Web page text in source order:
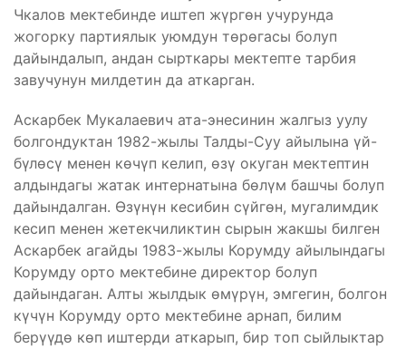
Чкалов мектебинде иштеп жүргөн учурунда
жогорку партиялык уюмдун төрөгасы болуп
дайындалып, андан сырткары мектепте тарбия
завучунун милдетин да аткарган.
Аскарбек Мукалаевич ата-энесинин жалгыз уулу
болгондуктан 1982-жылы Талды-Суу айылына үй-
бүлөсү менен көчүп келип, өзү окуган мектептин
алдындагы жатак интернатына бөлүм башчы болуп
дайындалган. Өзүнүн кесибин сүйгөн, мугалимдик
кесип менен жетекчиликтин сырын жакшы билген
Аскарбек агайды 1983-жылы Корумду айылындагы
Корумду орто мектебине директор болуп
дайындаган. Алты жылдык өмүрүн, эмгегин, болгон
күчүн Корумду орто мектебине арнап, билим
берүүдө көп иштерди аткарып, бир топ сыйлыктар